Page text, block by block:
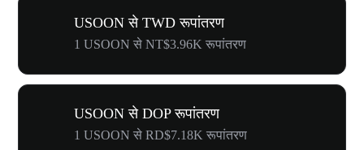
USOON से TWD रूपांतरण
1 USOON से NT$3.96K रूपांतरण
USOON से DOP रूपांतरण
1 USOON से RD$7.18K रूपांतरण